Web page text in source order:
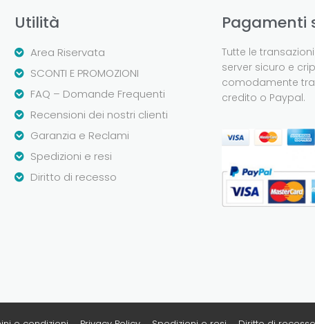
Utilità
Area Riservata
SCONTI E PROMOZIONI
FAQ – Domande Frequenti
Recensioni dei nostri clienti
Garanzia e Reclami
Spedizioni e resi
Diritto di recesso
Pagamenti
Tutte le
server sicuro e
comodamente
credito o Paypal.